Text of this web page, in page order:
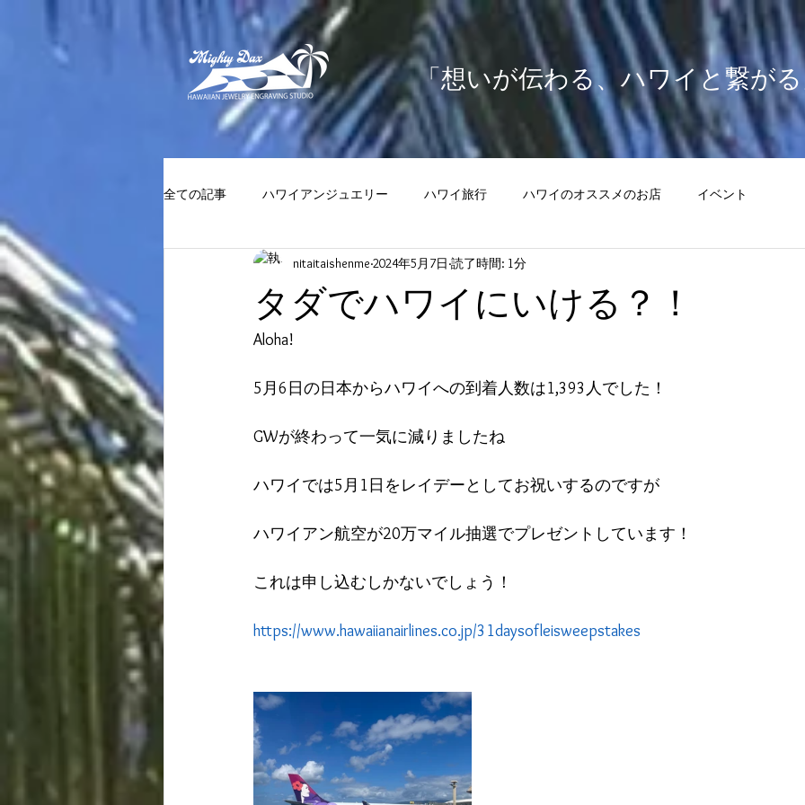
「想いが伝わる、ハワイと繋が
全ての記事 ハワイアンジュエリー ハワイ旅行 ハワイのオススメのお店 イベント
タダでハワイにいける？！
nitaitaishenme 2024年5月7日 読了時間: 1分
Aloha!
5月6日の日本からハワイへの到着人数は1,393人でした！
GWが終わって一気に減りましたね
ハワイでは5月1日をレイデーとしてお祝いするのですが
ハワイアン航空が20万マイル抽選でプレゼントしています！
これは申し込むしかないでしょう！
https://www.hawaiianairlines.co.jp/31daysofleisweepstakes